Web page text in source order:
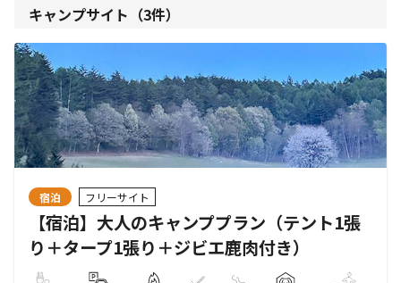
キャンプサイト（3件）
宿泊 フリーサイト
【宿泊】大人のキャンププラン（テント1張
り＋タープ1張り＋ジビエ鹿肉付き）